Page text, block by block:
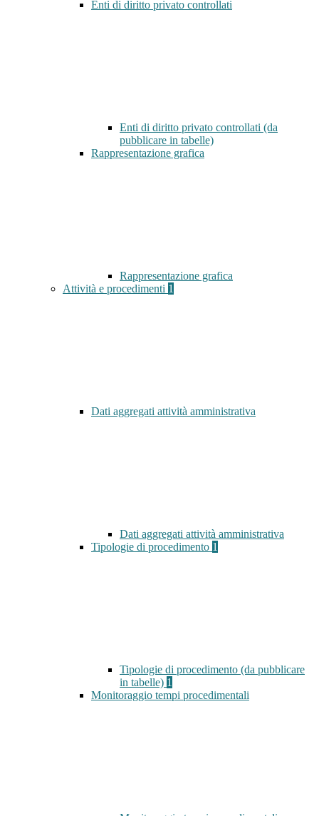
Enti di diritto privato controllati
Enti di diritto privato controllati (da
pubblicare in tabelle)
Rappresentazione grafica
Rappresentazione grafica
Attività e procedimenti 1
Dati aggregati attività amministrativa
Dati aggregati attività amministrativa
Tipologie di procedimento 1
Tipologie di procedimento (da pubblicare
in tabelle) 1
Monitoraggio tempi procedimentali